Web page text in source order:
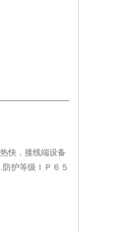
快，接线端设备
护等级ＩＰ６５